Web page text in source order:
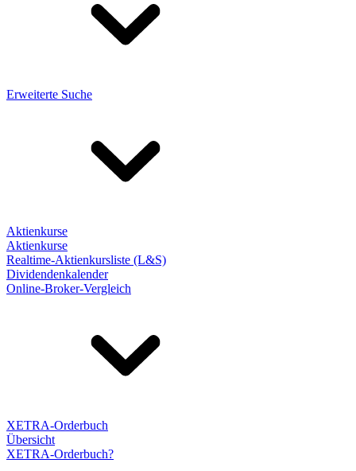
Erweiterte Suche
Aktienkurse
Aktienkurse
Realtime-Aktienkursliste (L&S)
Dividendenkalender
Online-Broker-Vergleich
XETRA-Orderbuch
Übersicht
XETRA-Orderbuch?